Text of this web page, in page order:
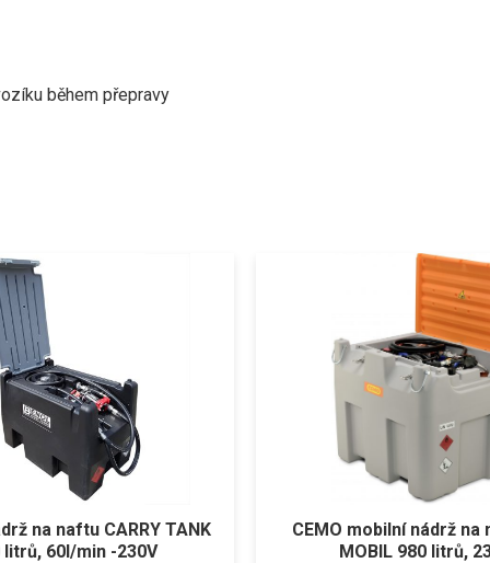
během přepravy
na naftu CARRY TANK
litrů, 60l/min -230V
CEMO mobilní nádrž na
MOBIL 980 litrů,